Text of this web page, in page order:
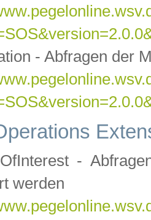
- Abfragen der
-
werden